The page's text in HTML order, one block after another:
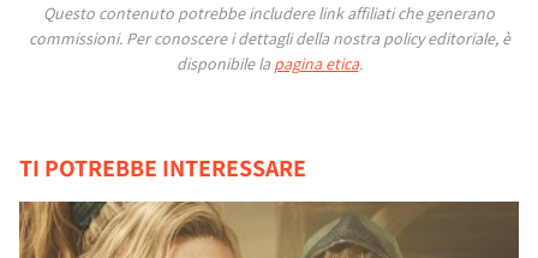
Questo contenuto potrebbe includere link affiliati che generano
commissioni. Per conoscere i dettagli della nostra policy editoriale, è
disponibile la pagina etica.
TI POTREBBE INTERESSARE